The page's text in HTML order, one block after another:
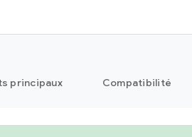
principaux Compatibilité